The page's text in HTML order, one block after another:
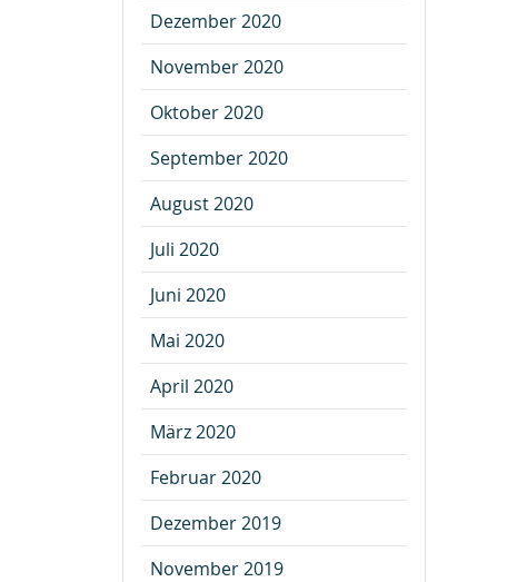
Dezember 2020
November 2020
Oktober 2020
September 2020
August 2020
Juli 2020
Juni 2020
Mai 2020
April 2020
März 2020
Februar 2020
Dezember 2019
November 2019